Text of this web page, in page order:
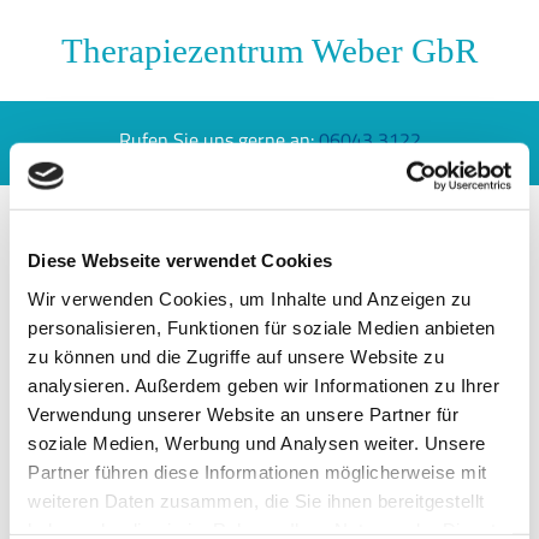
Diese Webseite verwendet Cookies
Wir verwenden Cookies, um Inhalte und Anzeigen zu
personalisieren, Funktionen für soziale Medien anbieten
zu können und die Zugriffe auf unsere Website zu
analysieren. Außerdem geben wir Informationen zu Ihrer
Verwendung unserer Website an unsere Partner für
soziale Medien, Werbung und Analysen weiter. Unsere
Partner führen diese Informationen möglicherweise mit
weiteren Daten zusammen, die Sie ihnen bereitgestellt
Therapiezentrum Weber GbR
Rufen Sie uns gerne an:06043 3122
Impressum
Therapiezentrum Weber GbR
Im Weinfurth 4
63667 Nidda-Kohden
Telefon:06043 3122
E-Mail:therapiezentrum-weber@t-online.de